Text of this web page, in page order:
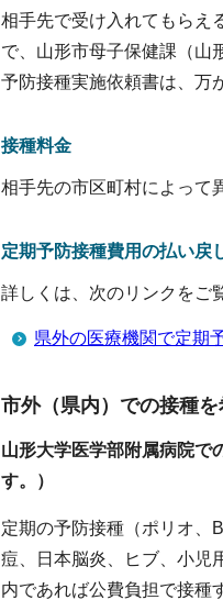
相手先で受け入れてもらえ
で、山形市母子保健課（山
予防接種実施依頼書は、万
接種料金
相手先の市区町村によって
定期予防接種費用の払い戻
詳しくは、次のリンクをご
県外の医療機関で定期
市外（県内）での接種
山形大学医学部附属病院で
す。）
定期の予防接種（ポリオ、
痘、日本脳炎、ヒブ、小児
内であれば公費負担で接種